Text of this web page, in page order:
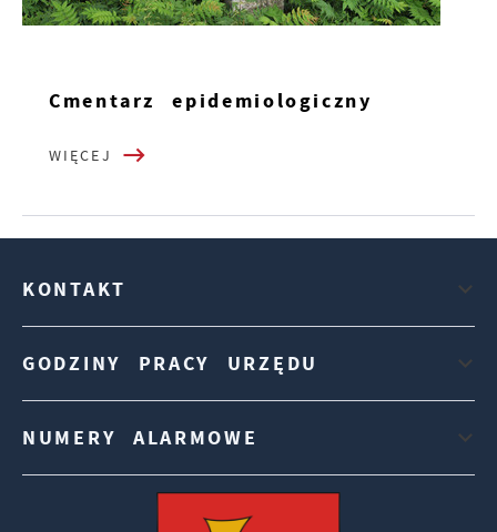
Cmentarz epidemiologiczny
WIĘCEJ
KONTAKT
GODZINY PRACY URZĘDU
NUMERY ALARMOWE